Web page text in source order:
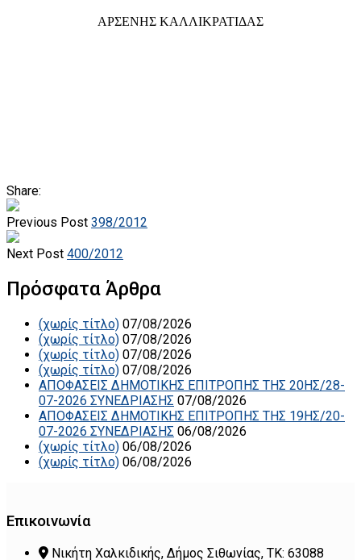
ΑΡΣΕΝΗΣ ΚΑΛΛΙΚΡΑΤΙΔΑΣ
Share:
Previous Post 398/2012
Next Post 400/2012
Πρόσφατα Άρθρα
(χωρίς τίτλο) 07/08/2026
(χωρίς τίτλο) 07/08/2026
(χωρίς τίτλο) 07/08/2026
(χωρίς τίτλο) 07/08/2026
ΑΠΟΦΑΣΕΙΣ ΔΗΜΟΤΙΚΗΣ ΕΠΙΤΡΟΠΗΣ ΤΗΣ 20ΗΣ/28-
07-2026 ΣΥΝΕΔΡΙΑΣΗΣ 07/08/2026
ΑΠΟΦΑΣΕΙΣ ΔΗΜΟΤΙΚΗΣ ΕΠΙΤΡΟΠΗΣ ΤΗΣ 19ΗΣ/20-
07-2026 ΣΥΝΕΔΡΙΑΣΗΣ 06/08/2026
(χωρίς τίτλο) 06/08/2026
(χωρίς τίτλο) 06/08/2026
Επικοινωνία
Νικήτη Χαλκιδικής, Δήμος Σιθωνίας, ΤΚ: 63088